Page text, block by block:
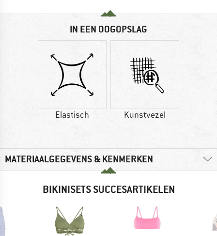
IN EEN OOGOPSLAG
Elastisch Kunstvezel
MATERIAALGEGEVENS & KENMERKEN
BIKINISETS SUCCESARTIKELEN